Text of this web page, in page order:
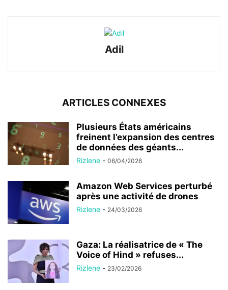
Adil
ARTICLES CONNEXES
Plusieurs États américains
freinent l’expansion des centres
de données des géants...
Rizlene - 06/04/2026
Amazon Web Services perturbé
après une activité de drones
Rizlene - 24/03/2026
Gaza: La réalisatrice de « The
Voice of Hind » refuses...
Rizlene - 23/02/2026